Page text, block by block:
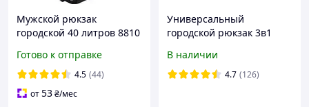
Мужской рюкзак
городской 40 литров 8810
Готово к отправке
4.5 (44)
от53₴/мес
Универсальный
городской рюкзак 3в1
трансформер 3в1
Backpack 9018
В наличии
4.7 (126)